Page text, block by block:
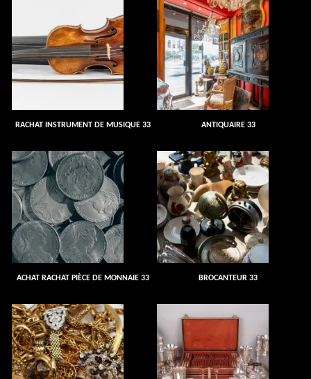
RACHAT INSTRUMENT DE MUSIQUE 33 ANTIQUAIRE 33
ACHAT RACHAT PIÈCE DE MONNAIE 33 BROCANTEUR 33